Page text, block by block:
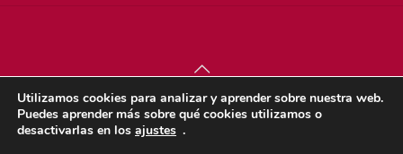
© sjdigital 2022 |Política de privacidad|Aviso legal
Política de cookies
Utilizamos cookies para analizar y aprender sobre nuestra web.
Puedes aprender más sobre qué cookies utilizamos o
desactivarlas en los ajustes .